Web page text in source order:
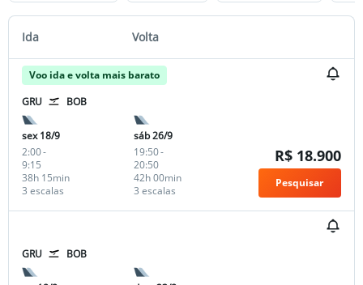
Ida Volta
Voo ida e volta mais barato
GRU
BOB
sex 18/9
2:00-
9:15
3 escalas
38h 15min
sáb 26/9
19:50-
20:50
3 escalas
42h 00min
R$ 18.900
Pesquisar
GRU BOB